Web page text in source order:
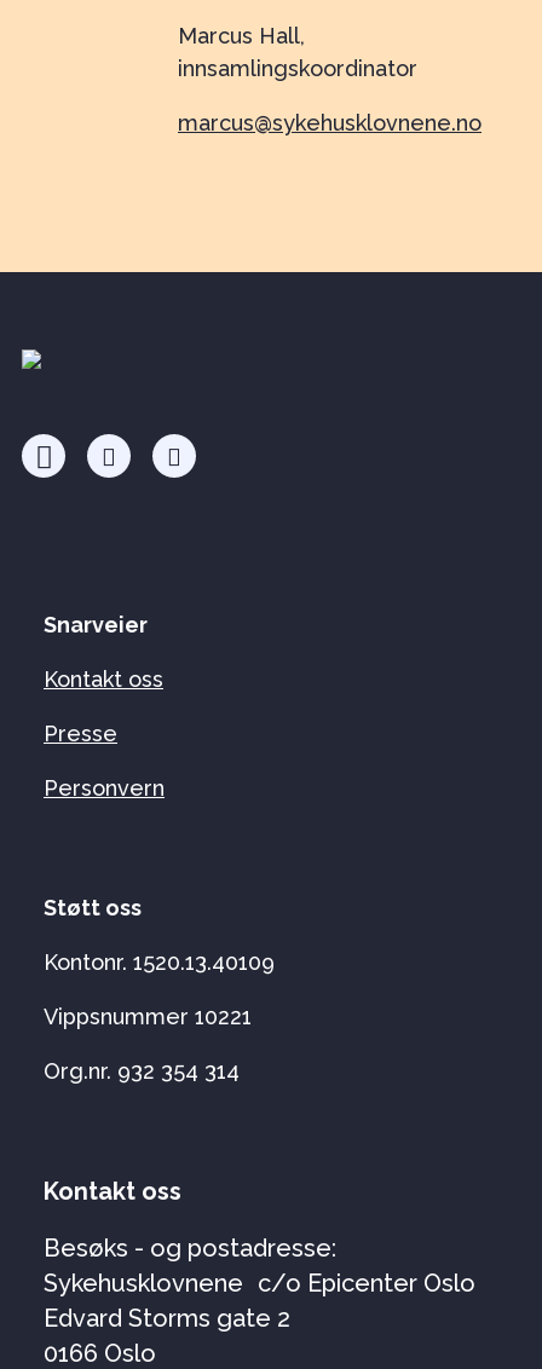
Marcus Hall,
innsamlingskoordinator
marcus@sykehusklovnene.no
Snarveier
Kontakt oss
Presse
Personvern
Støtt oss
Kontonr. 1520.13.40109
Vippsnummer 10221
Org.nr. 932 354 314
Kontakt oss
Besøks - og postadresse:
Sykehusklovnene c/o Epicenter Oslo
Edvard Storms gate 2
0166 Oslo